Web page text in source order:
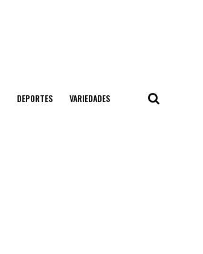
DEPORTES VARIEDADES